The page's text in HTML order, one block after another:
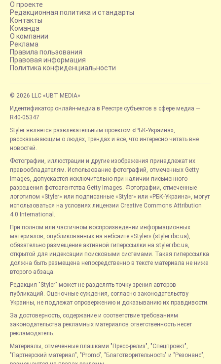
О проекте
Редакционная политика и стандарты
Контакты
Команда
О компании
Реклама
Правила пользования
Правовая информация
Политика конфиденциальности
© 2026 LLC «UBT MEDIA»
Идентификатор онлайн-медиа в Реестре субъектов в сфере медиа —
R40-05347
Styler является развлекательным проектом «РБК-Украина»,
рассказывающим о людях, трендах и всё, что интересно читать вне
новостей.
Фотографии, иллюстрации и другие изображения принадлежат их
правообладателям. Использование фотографий, отмеченных Getty
Images, допускается исключительно при наличии письменного
разрешения фотоагентства Getty Images. Фотографии, отмеченные
логотипом «Styler» или подписанные «Styler» или «РБК-Украина», могут
использоваться на условиях лицензии Creative Commons Attribution
4.0 International.
При полном или частичном воспроизведении информационных
материалов, опубликованных на вебсайте «Styler» (styler.rbc.ua),
обязательно размещение активной гиперссылки на styler.rbc.ua,
открытой для индексации поисковыми системами. Такая гиперссылка
должна быть размещена непосредственно в тексте материала не ниже
второго абзаца.
Редакция "Styler" может не разделять точку зрения авторов
публикаций. Оценочные суждения, согласно законодательству
Украины, не подлежат опровержению и доказыванию их правдивости.
За достоверность, содержание и соответствие требованиям
законодательства рекламных материалов ответственность несет
рекламодатель.
Материалы, отмеченные плашками "Пресс-релиз", "Спецпроект",
"Партнерский материал", "Promo", "Благотворительность" и "Резонанс",